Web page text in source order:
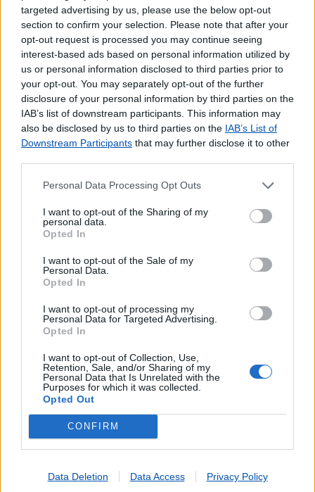
targeted advertising by us, please use the below opt-out
section to confirm your selection. Please note that after your
opt-out request is processed you may continue seeing
interest-based ads based on personal information utilized by
us or personal information disclosed to third parties prior to
your opt-out. You may separately opt-out of the further
disclosure of your personal information by third parties on the
IAB’s list of downstream participants. This information may
also be disclosed by us to third parties on the IAB’s List of
Downstream Participants that may further disclose it to other
Personal Data Processing Opt Outs
I want to opt-out of the Sharing of my
personal data.
Opted In
I want to opt-out of the Sale of my
Personal Data.
Opted In
I want to opt-out of processing my
Personal Data for Targeted Advertising.
Opted In
I want to opt-out of Collection, Use,
Retention, Sale, and/or Sharing of my
Personal Data that Is Unrelated with the
Purposes for which it was collected.
Opted Out
CONFIRM
Data Deletion Data Access Privacy Policy
Pagamento de Faturas
Pagamento de Impostos
Pagamento de Portagens
Pagamento de Vales
Outros Serviços
Bilhetes para Espetáculos
Carregamento de Telemóveis